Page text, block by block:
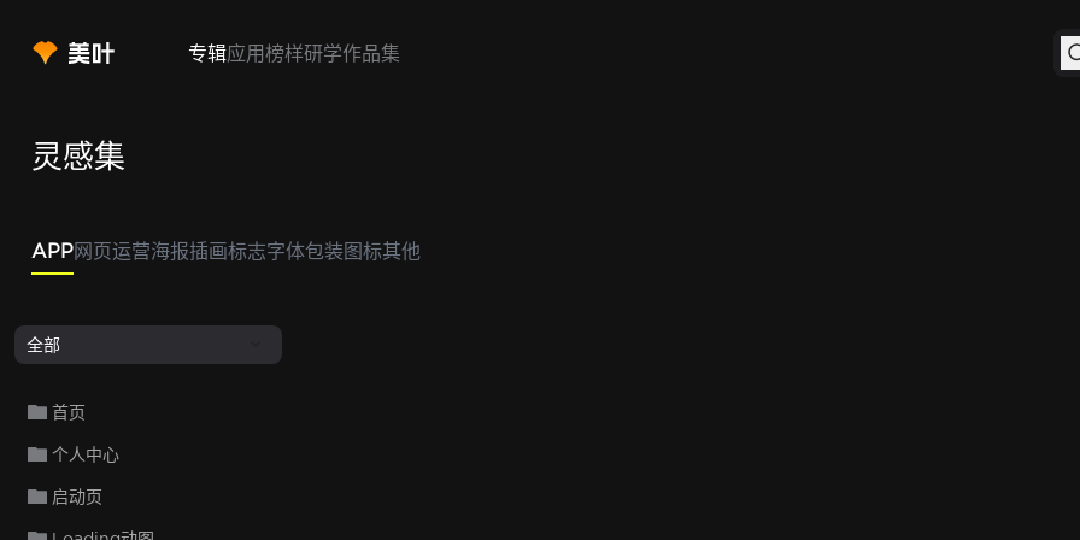
专辑应用榜样研学作品集
灵感集
APP网页运营海报插画标志字体包装图标其他
全部
首页
个人中心
启动页